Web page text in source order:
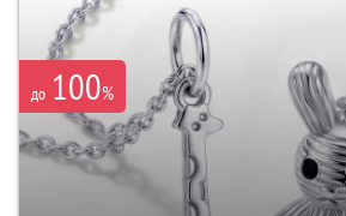
до 100%